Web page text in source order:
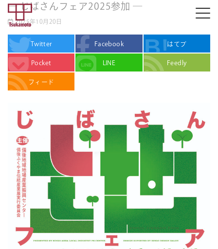
― じばさんフェア2025参加 ―
2025年10月20日
Twitter Facebook はてブ
Pocket LINE Feedly
フィード